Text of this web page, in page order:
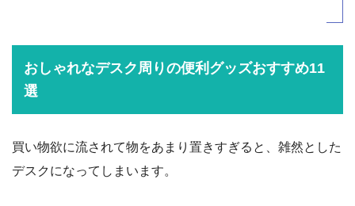
おしゃれなデスク周りの便利グッズおすすめ11
選
買い物欲に流されて物をあまり置きすぎると、雑然とした
デスクになってしまいます。